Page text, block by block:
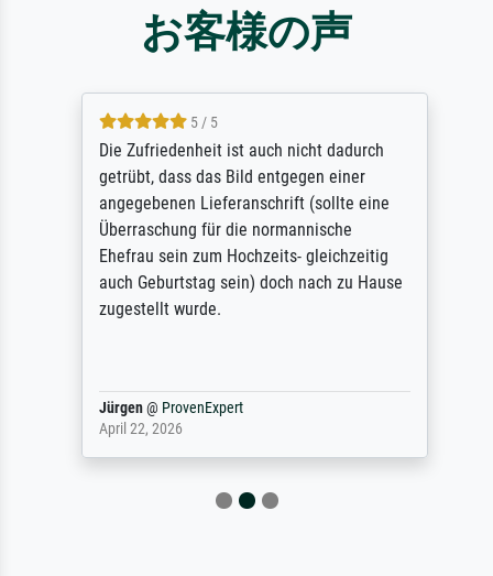
お客様の声
5 / 5
Die Zufriedenheit ist auch nicht dadurch
getrübt, dass das Bild entgegen einer
angegebenen Lieferanschrift (sollte eine
Überraschung für die normannische
Ehefrau sein zum Hochzeits- gleichzeitig
auch Geburtstag sein) doch nach zu Hause
zugestellt wurde.
Jürgen@ProvenExpert
April 22, 2026